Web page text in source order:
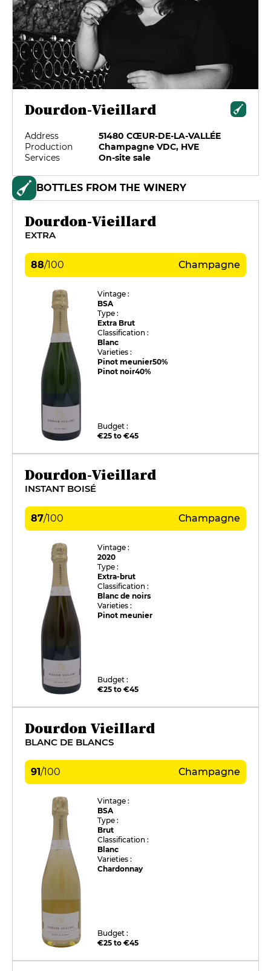
Dourdon-Vieillard
Address
51480 CŒUR-DE-LA-VALLÉE
Production
Champagne VDC, HVE
Services
On-site sale
BOTTLES FROM THE WINERY
Dourdon-Vieillard
EXTRA
88/100 Champagne
Vintage :
BSA
Type :
Extra Brut
Classification :
Blanc
Varieties :
Pinot meunier50%
Pinot noir40%
Budget :
€25 to €45
Dourdon-Vieillard
INSTANT BOISÉ
87/100 Champagne
Vintage :
2020
Type :
Extra-brut
Classification :
Blanc de noirs
Varieties :
Pinot meunier
Budget :
€25 to €45
Dourdon Vieillard
BLANC DE BLANCS
91/100 Champagne
Vintage :
BSA
Type :
Brut
Classification :
Blanc
Varieties :
Chardonnay
Budget :
€25 to €45